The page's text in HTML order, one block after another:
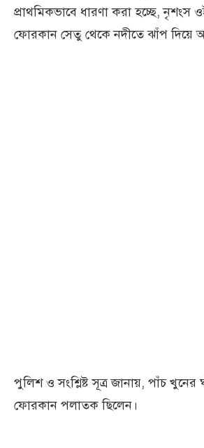
প্রাথমিকভাবে ধারণা করা হচ্ছে, নৃশংস
ফোরকান সেতু থেকে নদীতে ঝাঁপ দিয়ে
পুলিশ ও সংশ্লিষ্ট সূত্র জানায়, পাঁচ
ফোরকান পলাতক ছিলেন।